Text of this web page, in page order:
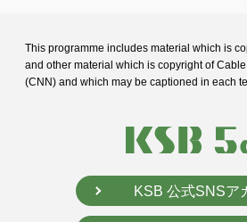
This programme includes material which is
and other material which is copyright of
(CNN) and which may be captioned in each
KSB 公式SNSア